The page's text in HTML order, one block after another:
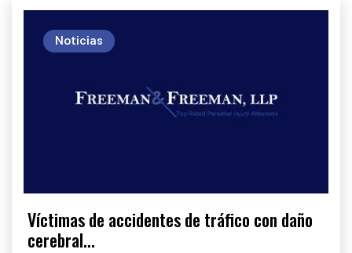
Víctimas de accidentes de tráfico con daño
cerebral...
Noticias